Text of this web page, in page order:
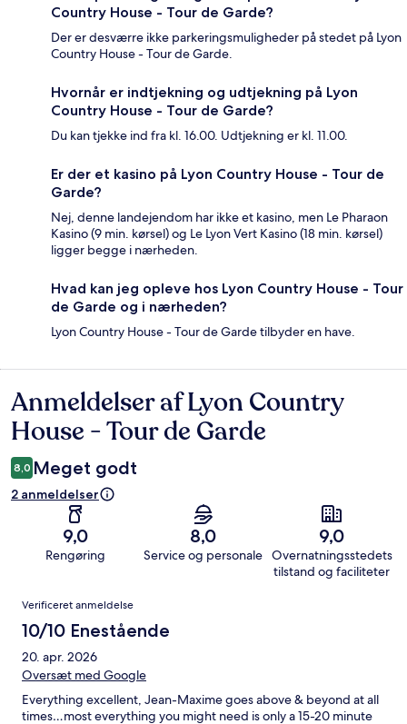
Country House - Tour de Garde?
Der er desværre ikke parkeringsmuligheder på stedet på Lyon
Country House - Tour de Garde.
Hvornår er indtjekning og udtjekning på Lyon
Country House - Tour de Garde?
Du kan tjekke ind fra kl. 16.00. Udtjekning er kl. 11.00.
Er der et kasino på Lyon Country House - Tour de
Garde?
Nej, denne landejendom har ikke et kasino, men Le Pharaon
Kasino (9 min. kørsel) og Le Lyon Vert Kasino (18 min. kørsel)
ligger begge i nærheden.
Hvad kan jeg opleve hos Lyon Country House - Tour
de Garde og i nærheden?
Lyon Country House - Tour de Garde tilbyder en have.
Anmeldelser
Anmeldelser af Lyon Country
House - Tour de Garde
8,0 Meget godt
2 anmeldelser
9,0
Rengøring
8,0
Service og personale
9,0
Overnatningsstedets
tilstand og faciliteter
Anmeldelser
Verificeret anmeldelse
10/10 Enestående
20. apr. 2026
Oversæt med Google
Everything excellent, Jean-Maxime goes above & beyond at all
times…most everything you might need is only a 15-20 minute